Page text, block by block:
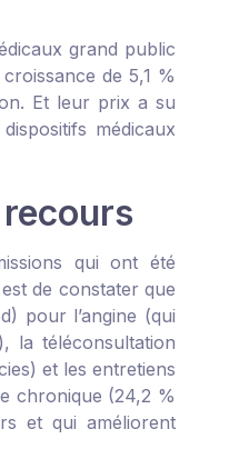
grand public
de 5,1 %
Et leur prix a su
médicaux
qui ont été
de constater que
pour l’angine (qui
la téléconsultation
et les entretiens
chronique (24,2 %
et qui améliorent